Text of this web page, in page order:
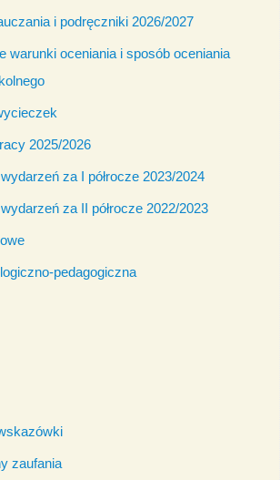
i podręczniki 2026/2027
warunki oceniania i sposób oceniania
2025/2026
za I półrocze 2023/2024
za II półrocze 2022/2023
pedagogiczna
zaufania